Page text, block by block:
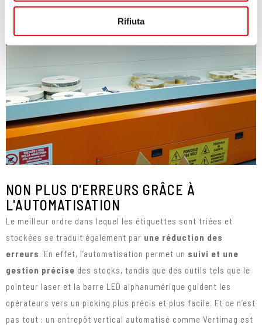
annunci, per fornire funzionalità dei social media e per
analizzare il nostro traffico. Condividiamo inoltre
nostri partner che si occupano di analisi dei dati web,
pubblicità e social media, i quali potrebbero combinarle
con altre informazioni che hai fornito loro o che hanno
raccolto dal tuo utilizzo dei loro servizi.
Rifiuta
NON PLUS D'ERREURS GRÂCE À
L'AUTOMATISATION
Le meilleur ordre dans lequel les étiquettes sont triées et
stockées se traduit également par une réduction des
erreurs. En effet, l’automatisation permet un suivi et une
gestion précise des stocks, tandis que des outils tels que le
pointeur laser et la barre LED alphanumérique guident les
opérateurs vers un picking plus précis et plus facile. Et ce n’est
pas tout : un entrepôt vertical automatisé comme Vertimag est